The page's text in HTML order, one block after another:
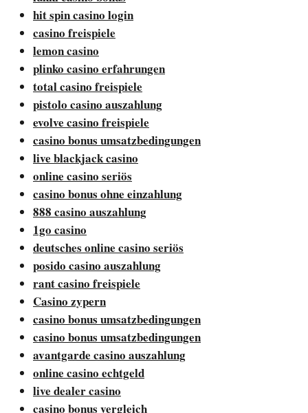
hit spin casino login
casino freispiele
lemon casino
plinko casino erfahrungen
total casino freispiele
pistolo casino auszahlung
evolve casino freispiele
casino bonus umsatzbedingungen
live blackjack casino
online casino seriös
casino bonus ohne einzahlung
888 casino auszahlung
1go casino
deutsches online casino seriös
posido casino auszahlung
rant casino freispiele
Casino zypern
casino bonus umsatzbedingungen
casino bonus umsatzbedingungen
avantgarde casino auszahlung
online casino echtgeld
live dealer casino
casino bonus vergleich